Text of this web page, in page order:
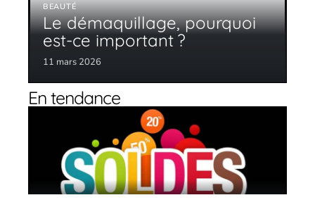
BEAUTÉ
Le démaquillage, pourquoi
est-ce important ?
11 mars 2026
En tendance
3 idées pour bien profiter des soldes